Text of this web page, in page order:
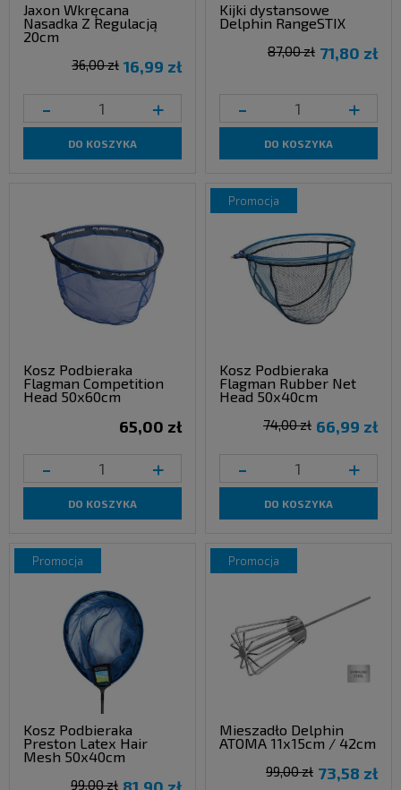
Jaxon Wkręcana
Nasadka Z Regulacją
20cm
16,99 zł
36,00 zł
- +
DO KOSZYKA
Kijki dystansowe
Delphin RangeSTIX
71,80 zł
87,00 zł
- +
DO KOSZYKA
Kosz Podbieraka
Flagman Competition
Head 50x60cm
65,00 zł
- +
DO KOSZYKA
Kosz Podbieraka
Flagman Rubber Net
Head 50x40cm
66,99 zł
74,00 zł
- +
DO KOSZYKA
promocja
Kosz Podbieraka
Preston Latex Hair
Mesh 50x40cm
99,00 zł
promocja
Mieszadło Delphin
ATOMA 11x15cm / 42cm
73,58 zł
99,00 zł
promocja